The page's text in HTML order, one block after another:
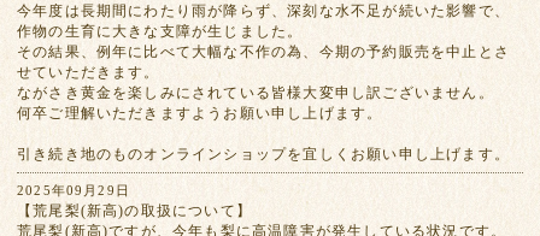
今年度は長期間にわたり雨が降らず、深刻な水不足が続いた影響で、
作物の生育に大きな支障が生じました。
その結果、例年に比べて大幅な不作の為、今期の予約販売を中止とさ
せていただきます。
ながさき黄金を楽しみにされている皆様大変申し訳ございません。
何卒ご理解いただきますようお願い申し上げます。
引き続き地のものオンラインショップを宜しくお願い申し上げます。
2025年09月29日
【荒尾梨(新高)の取扱について】
荒尾梨(新高)ですが、今年も梨に高温障害が発生している状況です。